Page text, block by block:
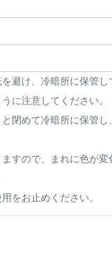
避け、冷暗所に保管し
に注意してください。
閉めて冷暗所に保管
すので、まれに色が
をお止めください。